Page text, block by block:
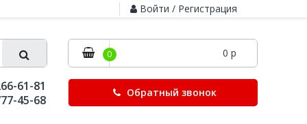
Войти / Регистрация
0 0 р
61-81
45-68
Обратный звонок